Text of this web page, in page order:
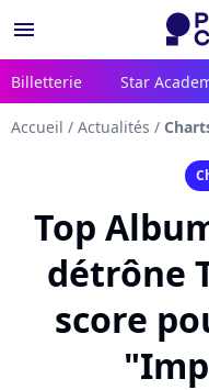
menu
Billetterie Star
Accueil / Actualités /
Top
détrône
score